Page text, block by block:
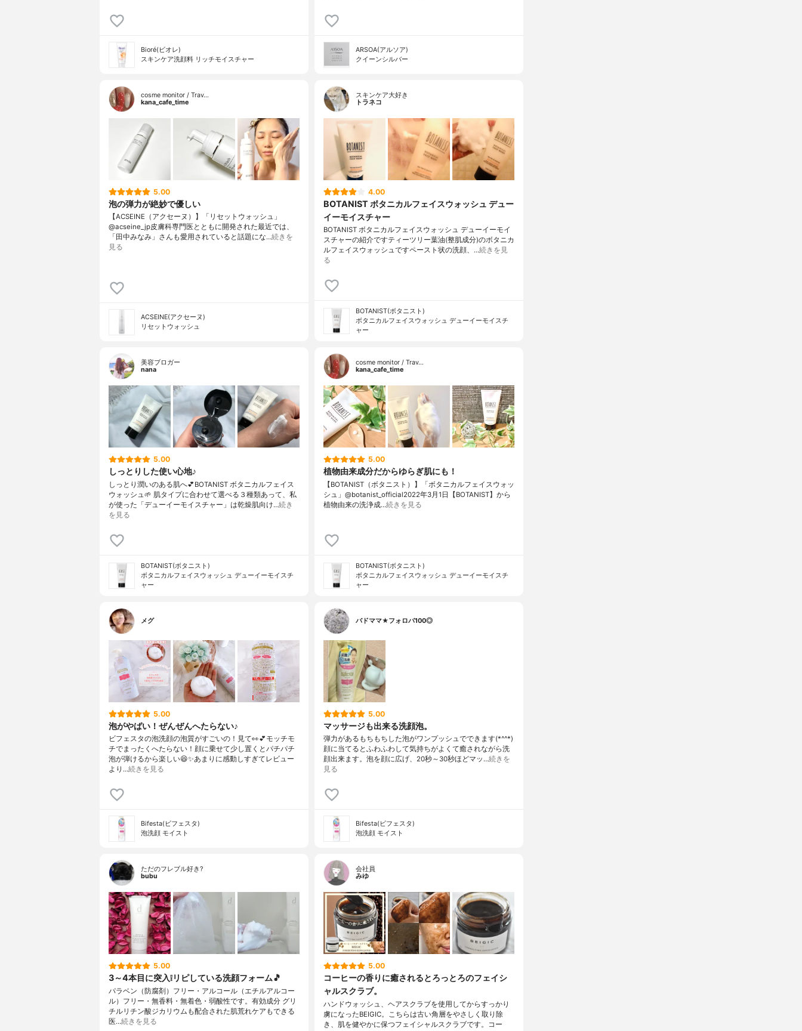
Bioré(ビオレ)
スキンケア洗顔料 リッチモイスチャー
ARSOA(アルソア)
クイーンシルバー
cosme monitor / Trav…
kana_cafe_time
5.00
泡の弾力が絶妙で優しい
【ACSEINE（アクセーヌ）】「リセットウォッシュ」
@acseine_jp皮膚科専門医とともに開発された最近では、
「田中みなみ」さんも愛用されていると話題にな…続きを
見る
ACSEINE(アクセーヌ)
リセットウォッシュ
スキンケア大好き
トラネコ
4.00
BOTANIST ボタニカルフェイスウォッシュ デュー
イーモイスチャー
BOTANIST ボタニカルフェイスウォッシュ デューイーモイ
スチャーの紹介ですティーツリー葉油(整肌成分)のボタニカ
ルフェイスウォッシュですペースト状の洗顔、…続きを見
る
BOTANIST(ボタニスト)
ボタニカルフェイスウォッシュ デューイーモイスチ
ャー
美容ブロガー
nana
5.00
しっとりした使い心地♪
しっとり潤いのある肌へ💕BOTANIST ボタニカルフェイス
ウォッシュ🌱 肌タイプに合わせて選べる３種類あって、私
が使った「デューイーモイスチャー」は乾燥肌向け…続き
を見る
BOTANIST(ボタニスト)
ボタニカルフェイスウォッシュ デューイーモイスチ
ャー
cosme monitor / Trav…
kana_cafe_time
5.00
植物由来成分だからゆらぎ肌にも！
【BOTANIST（ボタニスト）】「ボタニカルフェイスウォッ
シュ」@botanist_official2022年3月1日【BOTANIST】から
植物由来の洗浄成…続きを見る
BOTANIST(ボタニスト)
ボタニカルフェイスウォッシュ デューイーモイスチ
ャー
メグ
5.00
泡がやばい！ぜんぜんへたらない♪
ビフェスタの泡洗顔の泡質がすごいの！見て👀💕モッチモ
チでまったくへたらない！顔に乗せて少し置くとパチパチ
泡が弾けるから楽しい😆✨あまりに感動しすぎてレビュー
より…続きを見る
Bifesta(ビフェスタ)
泡洗顔 モイスト
バドママ★フォロバ100◎
5.00
マッサージも出来る洗顔泡。
弾力があるもちもちした泡がワンプッシュでできます(*^^*)
顔に当てるとふわふわして気持ちがよくて癒されながら洗
顔出来ます。泡を顔に広げ、20秒～30秒ほどマッ…続きを
見る
Bifesta(ビフェスタ)
泡洗顔 モイスト
ただのフレブル好き?
bubu
5.00
3～4本目に突入❕リピしている洗顔フォーム🎵
パラベン（防腐剤）フリー・アルコール（エチルアルコー
ル）フリー・無香料・無着色・弱酸性です。有効成分 グリ
チルリチン酸ジカリウムも配合された肌荒れケアもできる
医…続きを見る
会社員
みゆ
5.00
コーヒーの香りに癒されるとろっとろのフェイシ
ャルスクラブ。
ハンドウォッシュ、ヘアスクラブを使用してからすっかり
虜になったBEIGIC。こちらは古い角層をやさしく取り除
き、肌を健やかに保つフェイシャルスクラブです。コー